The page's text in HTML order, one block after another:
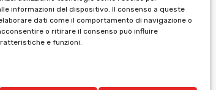
informazioni del dispositivo. Il consenso a queste
dati come il comportamento di navigazione o
o ritirare il consenso può influire
e funzioni.